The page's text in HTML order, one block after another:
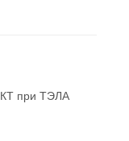
КТ при ТЭЛА